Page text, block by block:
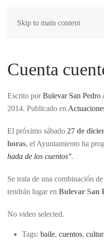
Skip to main content
Cuenta
Escrito porBulevar San Pedro
2014. Publicado en
El próximo sábado 27 de
horas, el Ayuntamiento ha
hada de los cuentos".
Se trata de una combinación
tendrán lugar en Bulevar San
No video selected.
Tags: baile, cuentos,